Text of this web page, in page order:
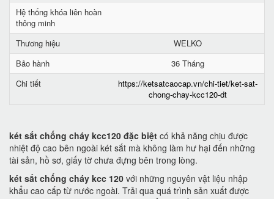
Hệ thống khóa liên hoàn
thông minh
Thương hiệu
WELKO
Bảo hành
36 Tháng
Chi tiết
https://ketsatcaocap.vn/chi-tiet/ket-sat-
chong-chay-kcc120-dt
két sắt chống cháy kcc120 đặc biệt có khả năng chịu được
nhiệt độ cao bên ngoài két sắt mà không làm hư hại đến những
tài sản, hồ sơ, giấy tờ chưa đựng bên trong lòng.
két sắt chống cháy kcc 120 với những nguyên vật liệu nhập
khẩu cao cấp từ nước ngoài. Trải qua quá trình sản xuất được